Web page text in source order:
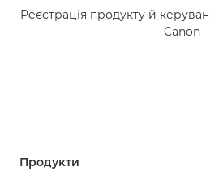
Реєстрація продукту й
Canon
Продукти